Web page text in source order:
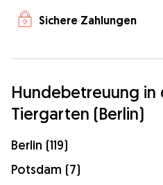
Sichere Zahlungen
Hundebetreuung in
Tiergarten (Berlin)
Berlin (119)
Potsdam (7)